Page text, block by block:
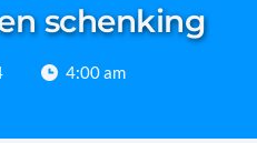
schenking
4:00 am